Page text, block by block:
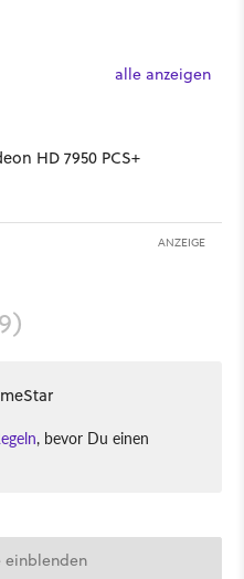
alle anzeigen
HD 7950 PCS+
ANZEIGE
, bevor Du einen
einblenden